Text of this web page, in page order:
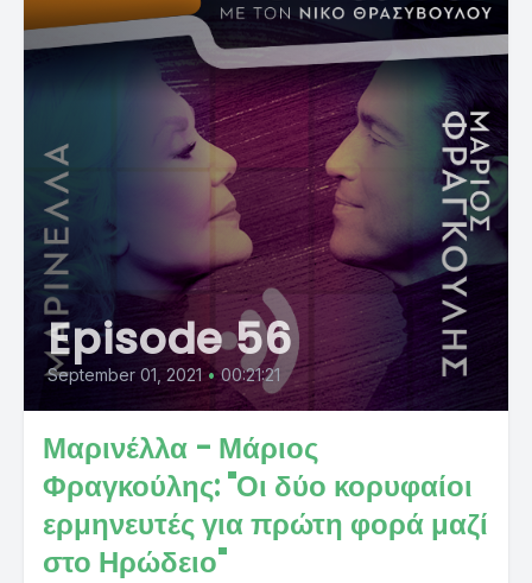
Episode 56
September 01, 2021 • 00:21:21
Μαρινέλλα - Μάριος
Φραγκούλης: "Οι δύο κορυφαίοι
ερμηνευτές για πρώτη φορά μαζί
στο Ηρώδειο"